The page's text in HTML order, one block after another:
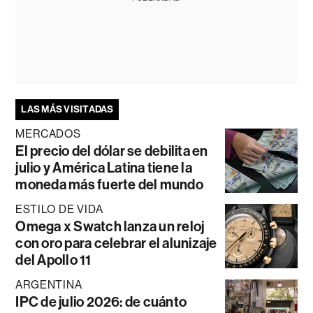
LAS MÁS VISITADAS
MERCADOS
El precio del dólar se debilita en
julio y América Latina tiene la
moneda más fuerte del mundo
ESTILO DE VIDA
Omega x Swatch lanza un reloj
con oro para celebrar el alunizaje
del Apollo 11
ARGENTINA
IPC de julio 2026: de cuánto